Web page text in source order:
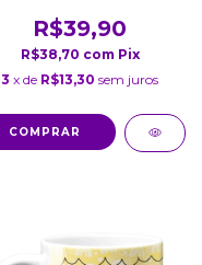
R$39,90
R$38,70 com Pix
3 x de R$13,30 sem juros
COMPRAR